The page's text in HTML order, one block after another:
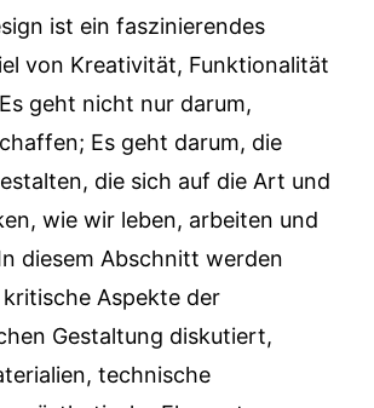
ist ein faszinierendes
von Kreativität, Funktionalität
geht nicht nur darum,
Es geht darum, die
die sich auf die Art und
wie wir leben, arbeiten und
diesem Abschnitt werden
Aspekte der
Gestaltung diskutiert,
technische